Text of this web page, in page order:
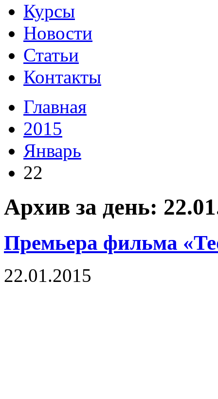
Курсы
Новости
Статьи
Контакты
Главная
2015
Январь
22
Архив за день:
Премьера фильма
22.01.2015